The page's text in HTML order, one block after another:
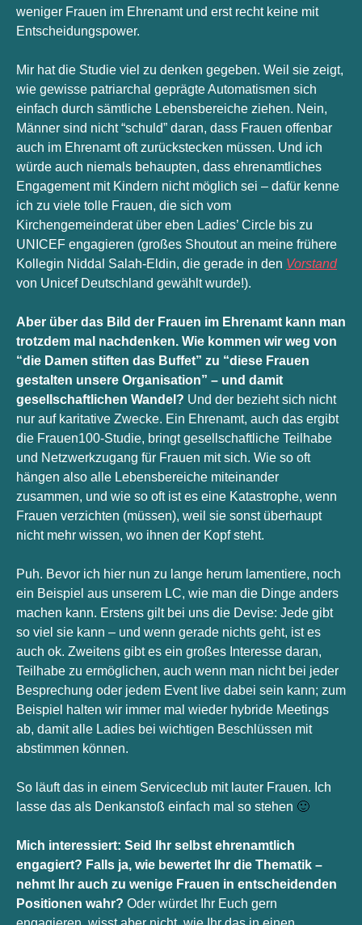
weniger Frauen im Ehrenamt und erst recht keine mit
Entscheidungspower.
Mir hat die Studie viel zu denken gegeben. Weil sie zeigt,
wie gewisse patriarchal geprägte Automatismen sich
einfach durch sämtliche Lebensbereiche ziehen. Nein,
Männer sind nicht “schuld” daran, dass Frauen offenbar
auch im Ehrenamt oft zurückstecken müssen. Und ich
würde auch niemals behaupten, dass ehrenamtliches
Engagement mit Kindern nicht möglich sei – dafür kenne
ich zu viele tolle Frauen, die sich vom
Kirchengemeinderat über eben Ladies’ Circle bis zu
UNICEF engagieren (großes Shoutout an meine frühere
Kollegin Niddal Salah-Eldin, die gerade in den Vorstand
von Unicef Deutschland gewählt wurde!).
Aber über das Bild der Frauen im Ehrenamt kann man
trotzdem mal nachdenken. Wie kommen wir weg von
“die Damen stiften das Buffet” zu “diese Frauen
gestalten unsere Organisation” – und damit
gesellschaftlichen Wandel? Und der bezieht sich nicht
nur auf karitative Zwecke. Ein Ehrenamt, auch das ergibt
die Frauen100-Studie, bringt gesellschaftliche Teilhabe
und Netzwerkzugang für Frauen mit sich. Wie so oft
hängen also alle Lebensbereiche miteinander
zusammen, und wie so oft ist es eine Katastrophe, wenn
Frauen verzichten (müssen), weil sie sonst überhaupt
nicht mehr wissen, wo ihnen der Kopf steht.
Puh. Bevor ich hier nun zu lange herum lamentiere, noch
ein Beispiel aus unserem LC, wie man die Dinge anders
machen kann. Erstens gilt bei uns die Devise: Jede gibt
so viel sie kann – und wenn gerade nichts geht, ist es
auch ok. Zweitens gibt es ein großes Interesse daran,
Teilhabe zu ermöglichen, auch wenn man nicht bei jeder
Besprechung oder jedem Event live dabei sein kann; zum
Beispiel halten wir immer mal wieder hybride Meetings
ab, damit alle Ladies bei wichtigen Beschlüssen mit
abstimmen können.
So läuft das in einem Serviceclub mit lauter Frauen. Ich
lasse das als Denkanstoß einfach mal so stehen 🙂
Mich interessiert: Seid Ihr selbst ehrenamtlich
engagiert? Falls ja, wie bewertet Ihr die Thematik –
nehmt Ihr auch zu wenige Frauen in entscheidenden
Positionen wahr? Oder würdet Ihr Euch gern